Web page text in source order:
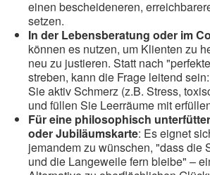
einen bescheideneren,
setzen.
In der Lebensberatung oder im
können es nutzen, um Klienten zu
neu zu justieren. Statt nach
streben, kann die Frage leitend
Sie aktiv Schmerz (z.B. Stress,
und füllen Sie Leerräume mit
Für eine philosophisch
oder Jubiläumskarte: Es eignet
jemandem zu wünschen, "dass die
und die Langeweile fern bleibe" –